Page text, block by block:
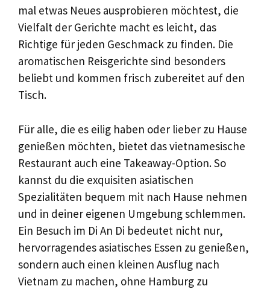
mal etwas Neues ausprobieren möchtest, die
Vielfalt der Gerichte macht es leicht, das
Richtige für jeden Geschmack zu finden. Die
aromatischen Reisgerichte sind besonders
beliebt und kommen frisch zubereitet auf den
Tisch.
Für alle, die es eilig haben oder lieber zu Hause
genießen möchten, bietet das vietnamesische
Restaurant auch eine Takeaway-Option. So
kannst du die exquisiten asiatischen
Spezialitäten bequem mit nach Hause nehmen
und in deiner eigenen Umgebung schlemmen.
Ein Besuch im Di An Di bedeutet nicht nur,
hervorragendes asiatisches Essen zu genießen,
sondern auch einen kleinen Ausflug nach
Vietnam zu machen, ohne Hamburg zu